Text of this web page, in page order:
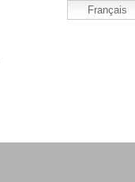
Français